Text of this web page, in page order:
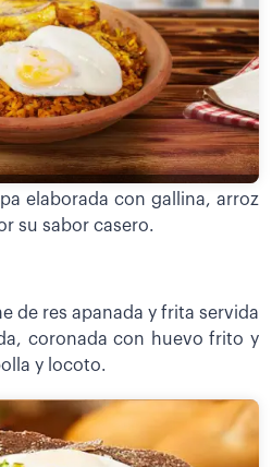
elaborada con gallina, arroz
su sabor casero.
de res apanada y frita servida
coronada con huevo frito y
y locoto.